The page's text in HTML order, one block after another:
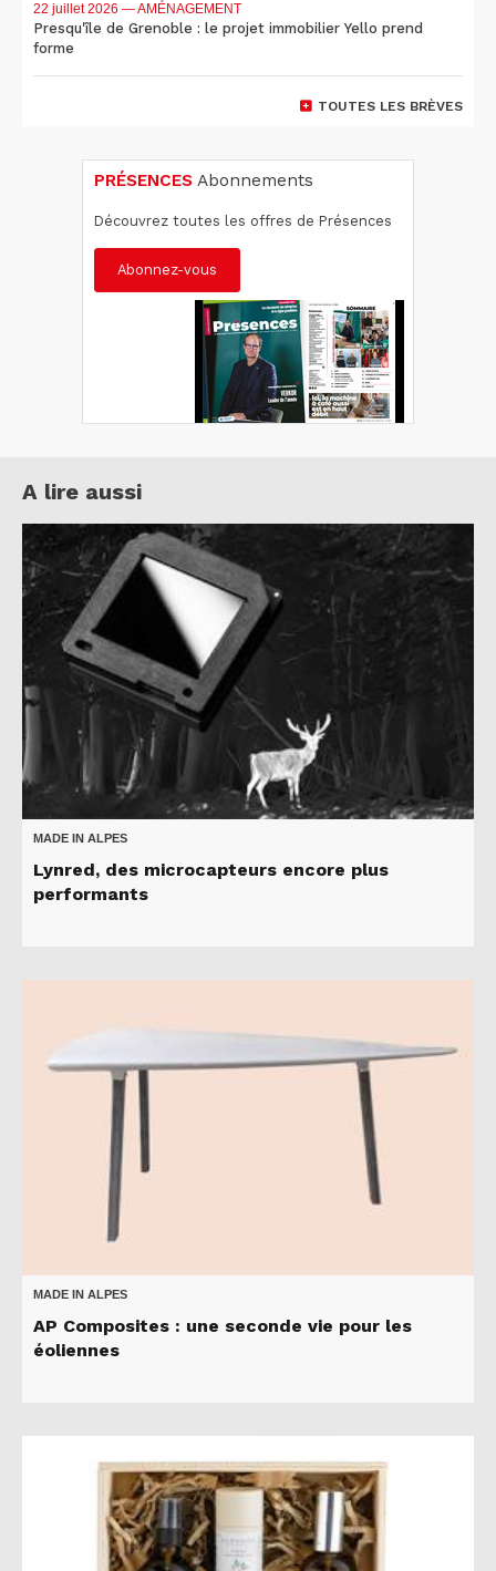
22 juillet 2026 — AMÉNAGEMENT
Presqu'île de Grenoble : le projet immobilier Yello prend
forme
TOUTES LES BRÈVES
PRÉSENCES Abonnements
Découvrez toutes les offres de Présences
Abonnez-vous
A lire aussi
MADE IN ALPES
Lynred, des microcapteurs encore plus
performants
MADE IN ALPES
AP Composites : une seconde vie pour les
éoliennes